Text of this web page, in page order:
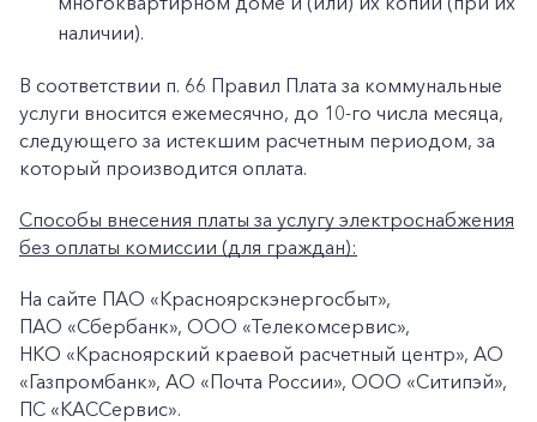
+7-800-700-24-57
Частным клиентам
Корпоративным клиентам
наличии).
В соответствии п. 66 Правил Плата за коммунальные
услуги вносится ежемесячно, до 10-го числа месяца,
следующего за истекшим расчетным периодом, за
который производится оплата.
Способы внесения платы за услугу электроснабжения
без оплаты комиссии (для граждан):
На сайте ПАО «Красноярскэнергосбыт»,
ПАО «Сбербанк», ООО «Телекомсервис»,
НКО «Красноярский краевой расчетный центр», АО
«Газпромбанк», АО «Почта России», ООО «Ситипэй»,
ПС «КАССервис».